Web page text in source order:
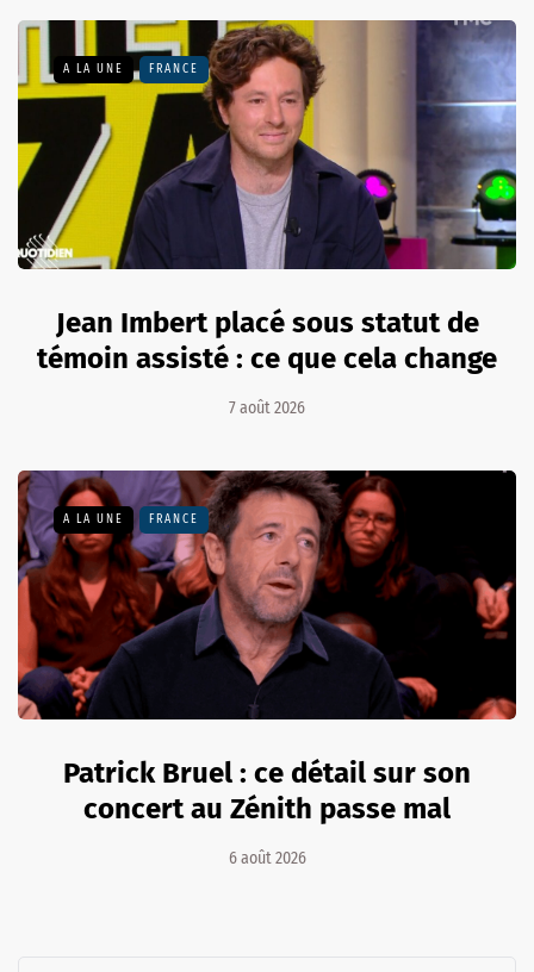
A LA UNE FRANCE
Jean Imbert placé sous statut de
témoin assisté : ce que cela change
7 août 2026
A LA UNE FRANCE
Patrick Bruel : ce détail sur son
concert au Zénith passe mal
6 août 2026